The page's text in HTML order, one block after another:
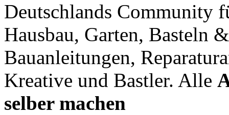
Deutschlands Community
Hausbau, Garten, Basteln
Bauanleitungen,
Kreative und Bastler. Alle
selber machen